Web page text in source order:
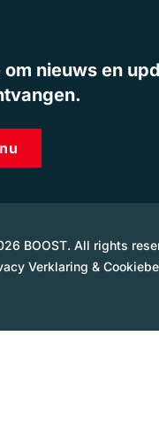
om nieuws en
BOOST. All rights
Verklaring &